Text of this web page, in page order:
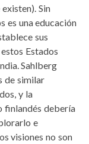
Sin
es una educación
sus
Estados
Sahlberg
de similar
y la
finlandés debería
e
visiones no son